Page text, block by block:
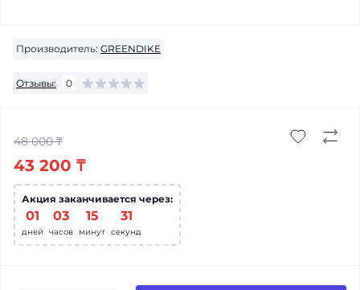
Производитель: GREENDIKE
Отзывы: 0
48 000 ₸
43 200 ₸
Акция заканчивается через:
01
дней
03
часов
15
минут
31
секунд